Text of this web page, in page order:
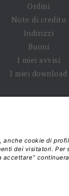
Ordini
Note di credito
Indirizzi
Buoni
I miei avvisi
I miei download
- La Tribuna
Responsabile
Viale